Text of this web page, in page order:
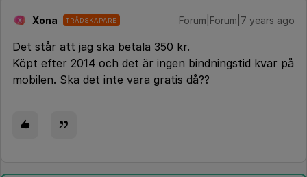
X Xona TRÅDSKAPARE Forum|Forum|7 years ago
Det står att jag ska betala 350 kr.
Köpt efter 2014 och det är ingen bindningstid kvar på
mobilen. Ska det inte vara gratis då??